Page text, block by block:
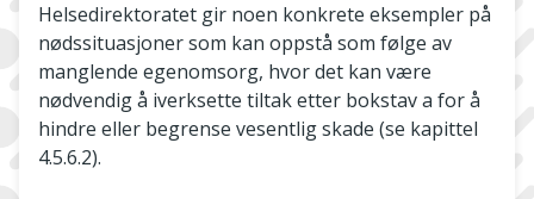
Helsedirektoratet gir noen konkrete eksempler på
nødssituasjoner som kan oppstå som følge av
manglende egenomsorg, hvor det kan være
nødvendig å iverksette tiltak etter bokstav a for å
hindre eller begrense vesentlig skade (se kapittel
4.5.6.2).